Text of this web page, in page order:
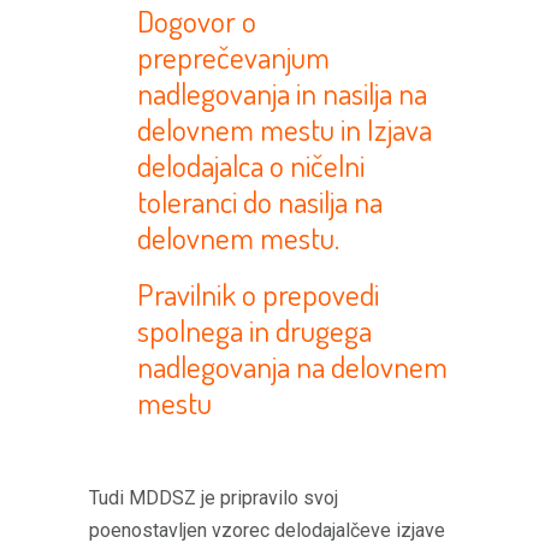
Dogovor o
preprečevanjum
nadlegovanja in nasilja na
delovnem mestu in Izjava
delodajalca o ničelni
toleranci do nasilja na
delovnem mestu.
Pravilnik o prepovedi
spolnega in drugega
nadlegovanja na delovnem
mestu
Tudi MDDSZ je pripravilo svoj
poenostavljen vzorec delodajalčeve izjave